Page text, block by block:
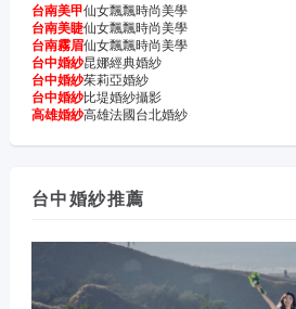
台南美甲仙女飄飄時尚美學
台南美睫仙女飄飄時尚美學
台南霧眉仙女飄飄時尚美學
台中婚紗昆娜經典婚紗
台中婚紗茱莉亞婚紗
台中婚紗比堤婚紗攝影
高雄婚紗高雄法國台北婚紗
台中婚紗推薦